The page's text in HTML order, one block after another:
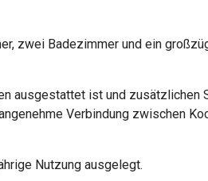
zwei Badezimmer und ein
ausgestattet ist und zusätzlichen
Verbindung zwischen
Nutzung ausgelegt.